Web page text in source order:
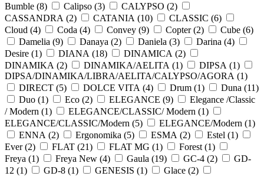
Bumble (8) Calipso (3) CALYPSO (2)
CASSANDRA (2) CATANIA (10) CLASSIC (6)
Cloud (4) Coda (4) Convey (9) Copter (2) Cube (6)
Damelia (9) Danaya (2) Daniela (3) Darina (4)
Desire (1) DIANA (18) DINAMICA (2)
DINAMIKA (2) DINAMIKA/AELITA (1) DIPSA (1)
DIPSA/DINAMIKA/LIBRA/AELITA/CALYPSO/AGORA (1)
DIRECT (5) DOLCE VITA (4) Drum (1) Duna (11)
Duo (1) Eco (2) ELEGANCE (9)
Elegance /Classic
/ Modern (1) ELEGANCE/CLASSIC/ Modern (1)
ELEGANCE/CLASSIC/Modern (5) ELEGANCE/Modern (1)
ENNA (2) Ergonomika (5) ESMA (2) Estel (1)
Ever (2) FLAT (21) FLAT MG (1) Forest (1)
Freya (1) Freya New (4) Gaula (19) GC-4 (2)
GD-
12 (1) GD-8 (1) GENESIS (1) Glace (2)